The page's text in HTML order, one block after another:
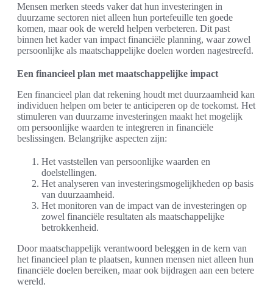
Mensen merken steeds vaker dat hun investeringen in
duurzame sectoren niet alleen hun portefeuille ten goede
komen, maar ook de wereld helpen verbeteren. Dit past
binnen het kader van impact financiële planning, waar zowel
persoonlijke als maatschappelijke doelen worden nagestreefd.
Een financieel plan met maatschappelijke impact
Een financieel plan dat rekening houdt met duurzaamheid kan
individuen helpen om beter te anticiperen op de toekomst. Het
stimuleren van duurzame investeringen maakt het mogelijk
om persoonlijke waarden te integreren in financiële
beslissingen. Belangrijke aspecten zijn:
Het vaststellen van persoonlijke waarden en
doelstellingen.
Het analyseren van investeringsmogelijkheden op basis
van duurzaamheid.
Het monitoren van de impact van de investeringen op
zowel financiële resultaten als maatschappelijke
betrokkenheid.
Door maatschappelijk verantwoord beleggen in de kern van
het financieel plan te plaatsen, kunnen mensen niet alleen hun
financiële doelen bereiken, maar ook bijdragen aan een betere
wereld.